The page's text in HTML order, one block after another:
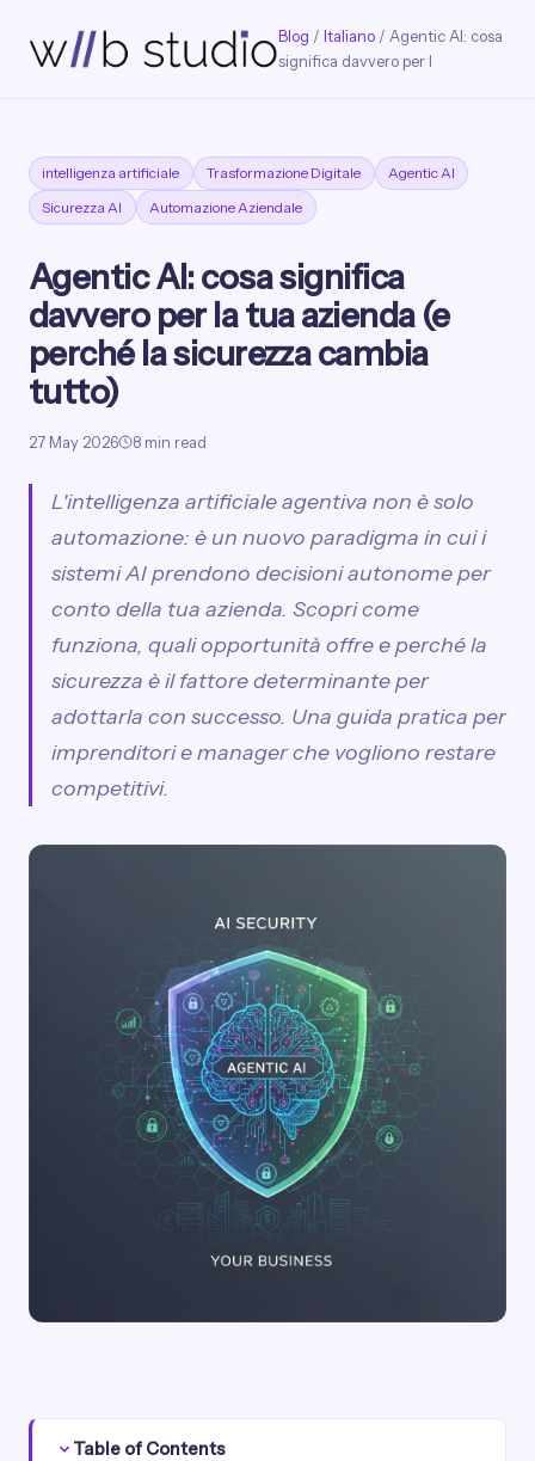
Blog / Italiano/ Agentic AI: cosa
significa davvero per l
intelligenza artificiale Trasformazione Digitale
Agentic AI
Sicurezza AI
Automazione Aziendale
Agentic AI: cosa significa
davvero per la tua azienda (e
perché la sicurezza cambia
tutto)
27 May 2026 8 min read
L'intelligenza artificiale agentiva non è solo
automazione: è un nuovo paradigma in cui i
sistemi AI prendono decisioni autonome per
conto della tua azienda. Scopri come
funziona, quali opportunità offre e perché la
sicurezza è il fattore determinante per
adottarla con successo. Una guida pratica per
imprenditori e manager che vogliono restare
competitivi.
Table of Contents